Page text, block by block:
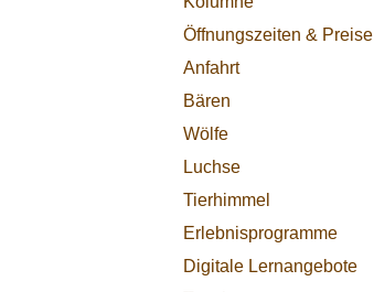
Öffnungszeiten & Preise
Anfahrt
Bären
Wölfe
Luchse
Tierhimmel
Erlebnisprogramme
Digitale Lernangebote